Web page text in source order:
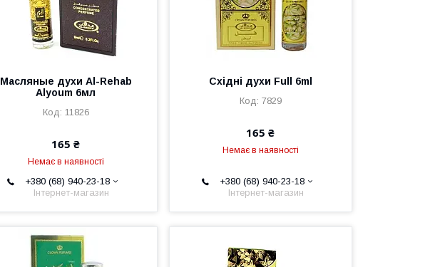
Масляные духи Al-Rehab
Alyoum 6мл
11826
165 ₴
Немає в наявності
+380 (68) 940-23-18
Інтернет-магазин
Східні духи Full 6ml
7829
165 ₴
Немає в наявності
+380 (68) 940-23-18
Інтернет-магазин